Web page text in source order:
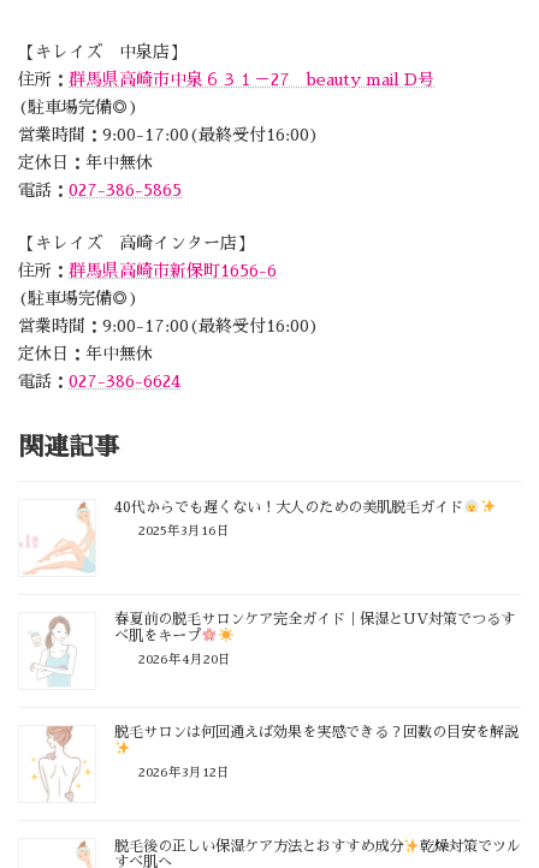
【キレイズ 中泉店】
住所： 群馬県高崎市中泉６３１－27 beauty mail D号
(駐車場完備◎)
営業時間：9:00-17:00(最終受付16:00)
定休日：年中無休
電話： 027-386-5865
【キレイズ 高崎インター店】
住所： 群馬県高崎市新保町1656-6
(駐車場完備◎)
営業時間：9:00-17:00(最終受付16:00)
定休日：年中無休
電話： 027-386-6624
関連記事
40代からでも遅くない！大人のための美肌脱毛ガイド
2025年3月16日
春夏前の脱毛サロンケア完全ガイド｜保湿とUV対策でつるす
べ肌をキープ
2026年4月20日
脱毛サロンは何回通えば効果を実感できる？回数の目安を解説
2026年3月12日
脱毛後の正しい保湿ケア方法とおすすめ成分
乾燥対策でツル
すべ肌へ